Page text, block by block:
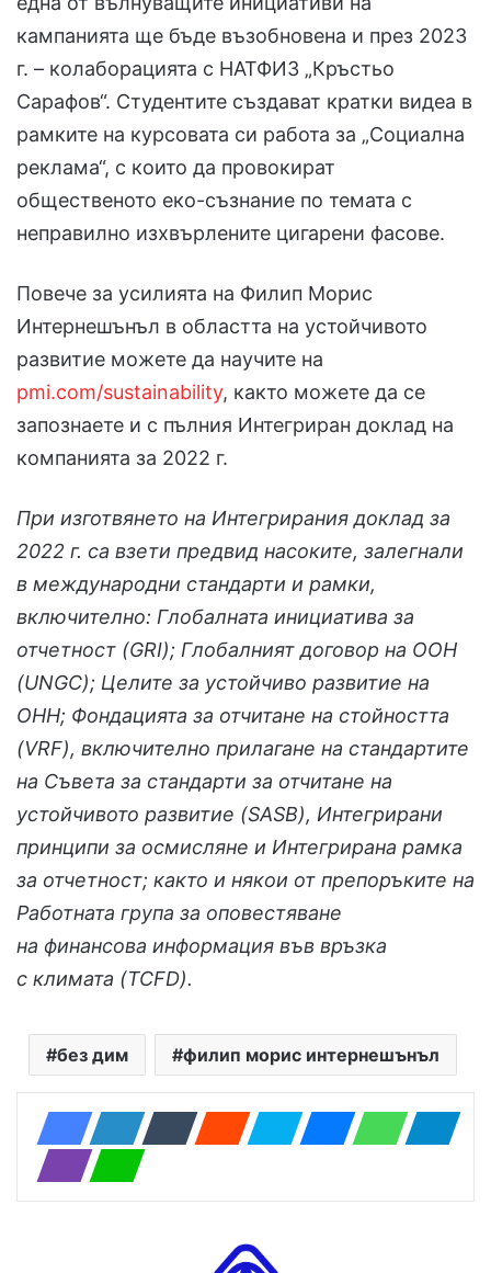
кампанията ще бъде възобновена и през 2023
г. – колаборацията с НАТФИЗ „Кръстьо
Сарафов“. Студентите създават кратки видеа в
рамките на курсовата си работа за „Социална
реклама“, с които да провокират
общественото еко-съзнание по темата с
неправилно изхвърлените цигарени фасове.
Повече за усилията на Филип Морис
Интернешънъл в областта на устойчивото
развитие можете да научите на
pmi.com/sustainability, както можете да се
запознаете и с пълния Интегриран доклад на
компанията за 2022 г.
При изготвянето на Интегрирания доклад за
2022 г. са взети предвид насоките, залегнали
в международни стандарти и рамки,
включително: Глобалната инициатива за
отчетност (GRI); Глобалният договор на ООН
(UNGC); Целите за устойчиво развитие на
ОНН; Фондацията за отчитане на стойността
(VRF), включително прилагане на стандартите
на Съвета за стандарти за отчитане на
устойчивото развитие (SASB), Интегрирани
принципи за осмисляне и Интегрирана рамка
за отчетност; както и някои от препоръките на
Работната група за оповестяване
на финансова информация във връзка
с климата (TCFD).
без дим филип морис интернешънъл